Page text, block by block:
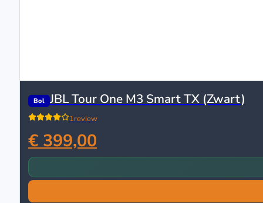
Bol JBL Tour One M3 Smart TX (Zwart)
1review
€ 399,00